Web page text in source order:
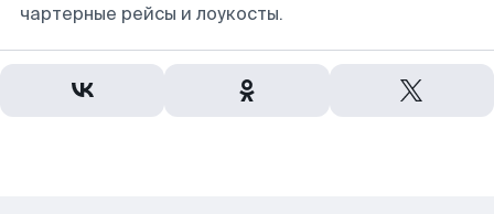
чартерные рейсы и лоукосты.